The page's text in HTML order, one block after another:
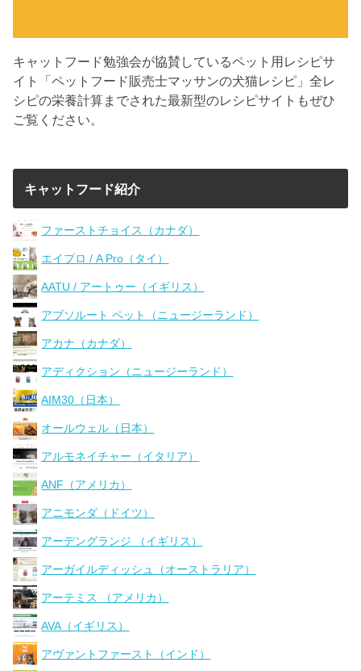
キャットフード勉強会が協賛しているペット用レシピサ
イト「ペットフード販売士マッサンの犬猫レシピ」全レ
シピの栄養計算までされた最新型のレシピサイトもぜひ
ご覧ください。
キャットフード紹介
ファーストチョイス（カナダ）
エイプロ / A Pro（タイ）
AATU / アートゥー（イギリス）
アブソルート ペット（ニュージーランド）
アカナ（カナダ）
アディクション（ニュージーランド）
AIM30（日本）
オールウェル（日本）
アルモネイチャー（イタリア）
ANF（アメリカ）
アニモンダ（ドイツ）
アーデングランジ （イギリス）
アーガイルディッシュ（オーストラリア）
アーテミス （アメリカ）
AVA（イギリス）
アヴァントファースト（インド）